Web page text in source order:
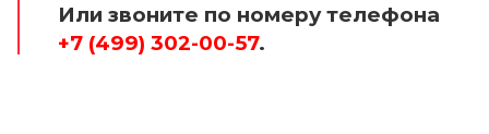
Или звоните по номеру телефона
+7 (499) 302-00-57.